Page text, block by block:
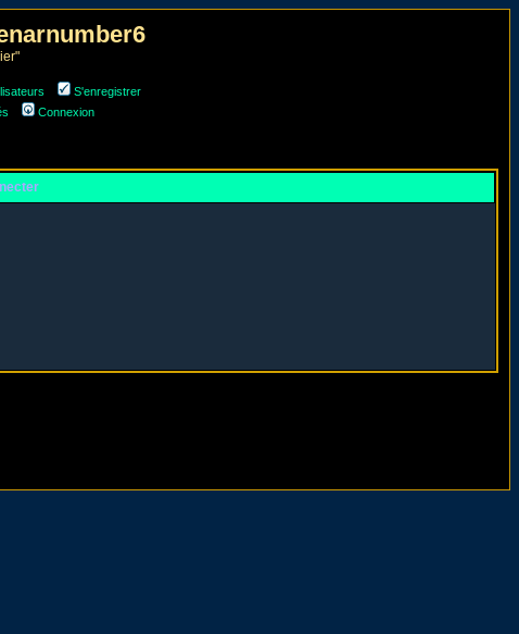
S'enregistrer
Connexion